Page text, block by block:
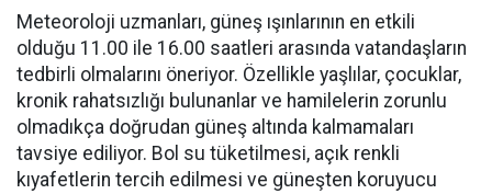
Meteoroloji uzmanları, güneş ışınlarının en etkili
olduğu 11.00 ile 16.00 saatleri arasında vatandaşların
tedbirli olmalarını öneriyor. Özellikle yaşlılar, çocuklar,
kronik rahatsızlığı bulunanlar ve hamilelerin zorunlu
olmadıkça doğrudan güneş altında kalmamaları
tavsiye ediliyor. Bol su tüketilmesi, açık renkli
kıyafetlerin tercih edilmesi ve güneşten koruyucu